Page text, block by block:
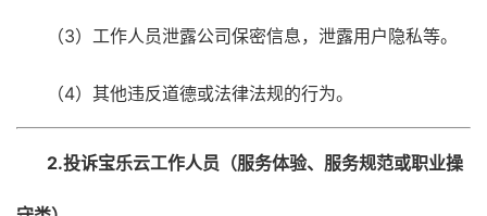
障
后
平
台
（3）工作人员泄露公司保密信息，泄露用户隐私等。
（4）其他违反道德或法律法规的行为。
2.投诉宝乐云工作人员（服务体验、服务规范或职业操